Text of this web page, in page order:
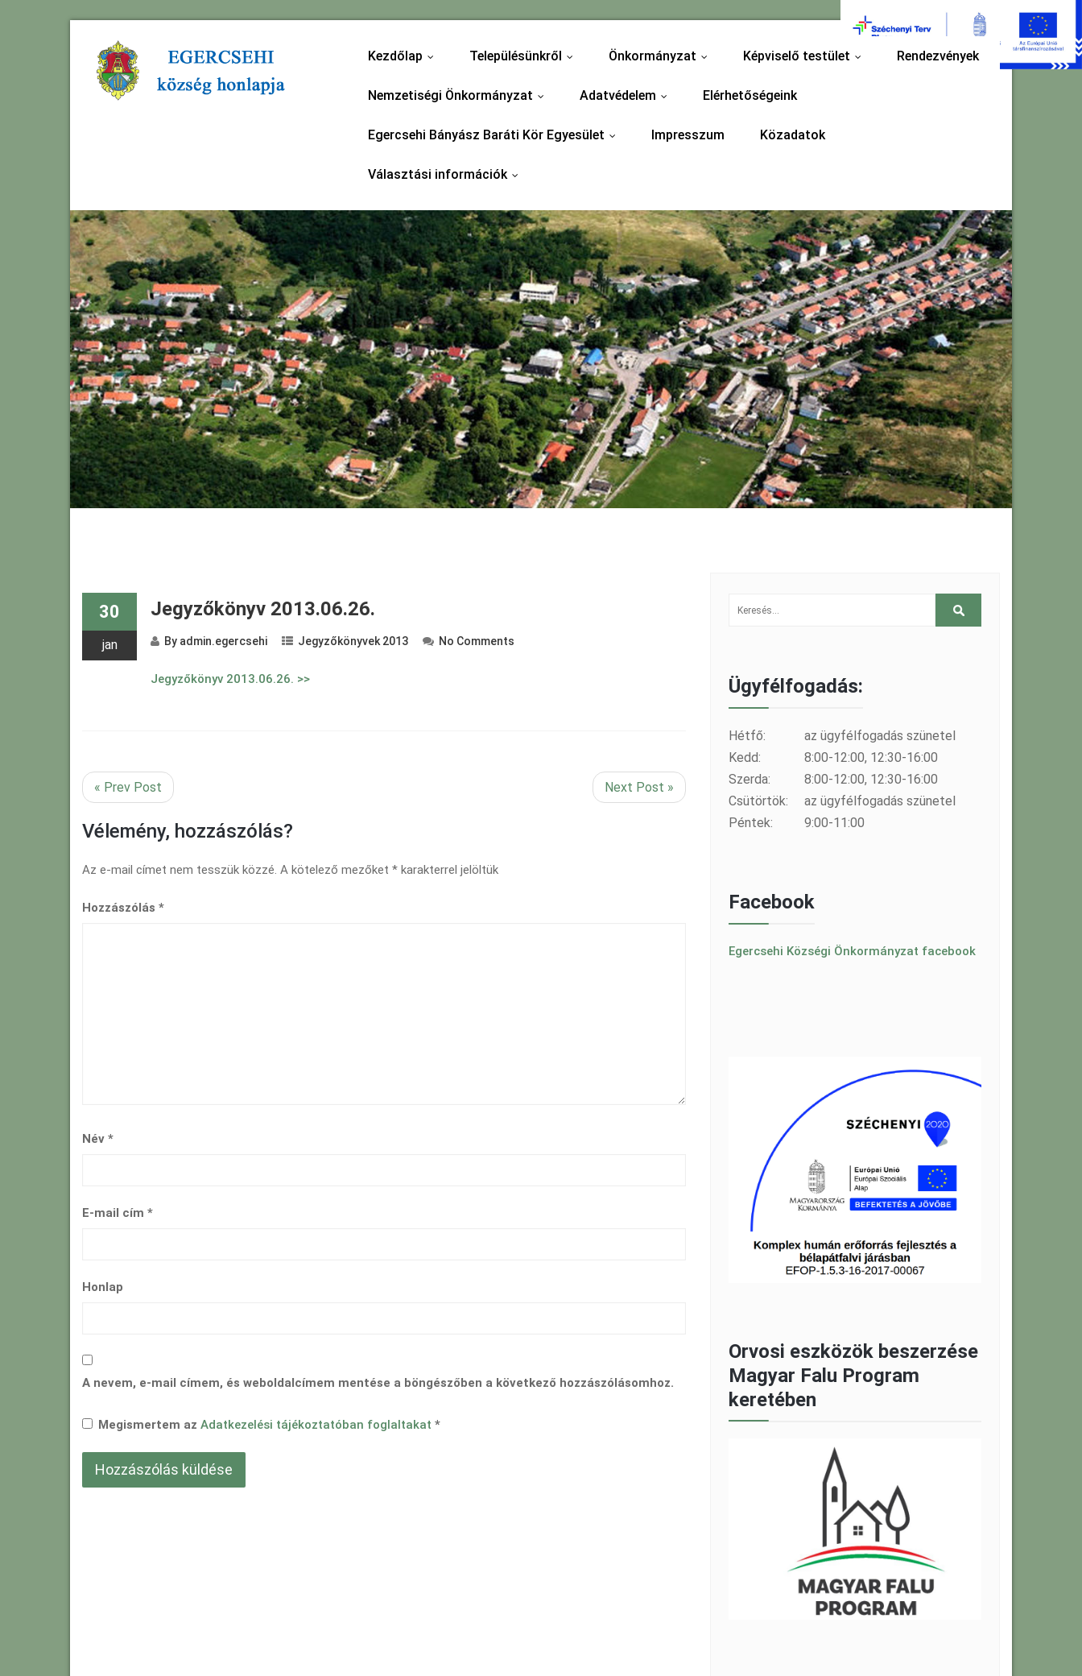
Kezdőlap Településünkről Önkormányzat Képviselő testület Rendezvények
Nemzetiségi Önkormányzat Adatvédelem Elérhetőségeink
Egercsehi Bányász Baráti Kör Egyesület Impresszum Közadatok
Választási információk
30
jan
Jegyzőkönyv 2013.06.26.
By admin.egercsehi Jegyzőkönyvek 2013 No Comments
Jegyzőkönyv 2013.06.26. >>
« Prev Post Next Post »
Vélemény, hozzászólás?
Az e-mail címet nem tesszük közzé. A kötelező mezőket * karakterrel jelöltük
Hozzászólás *
Név *
E-mail cím *
Honlap
A nevem, e-mail címem, és weboldalcímem mentése a böngészőben a következő hozzászólásomhoz.
Megismertem az Adatkezelési tájékoztatóban foglaltakat *
Ügyfélfogadás:
Hétfő:
az ügyfélfogadás szünetel
Kedd:
8:00-12:00, 12:30-16:00
Szerda:
8:00-12:00, 12:30-16:00
Csütörtök:
az ügyfélfogadás szünetel
Péntek:
9:00-11:00
Facebook
Egercsehi Községi Önkormányzat facebook
Orvosi eszközök beszerzése
Magyar Falu Program
keretében